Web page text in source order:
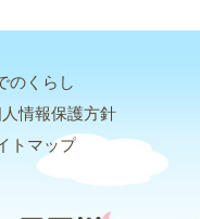
のくらし
情報保護方針
トマップ